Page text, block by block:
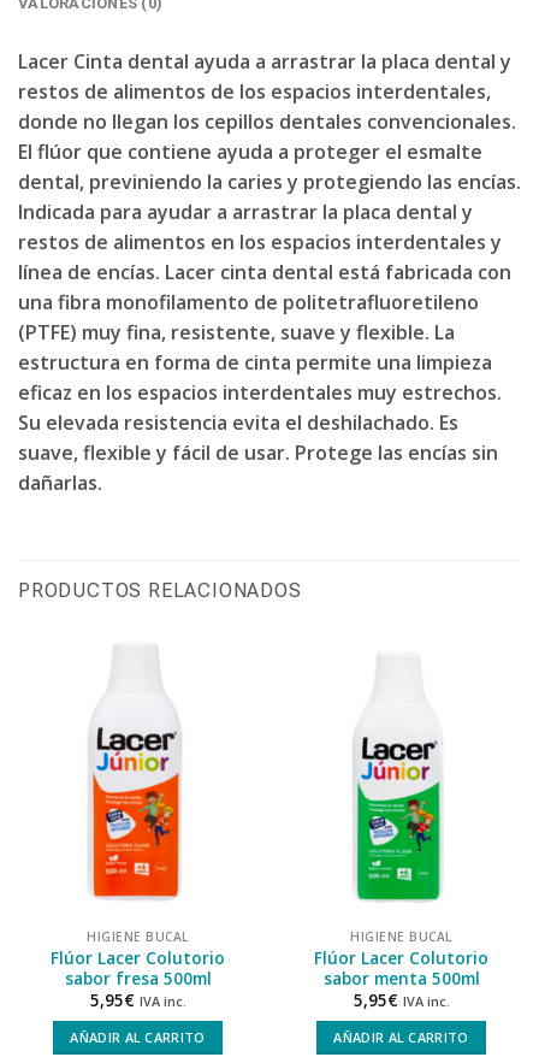
Lacer Cinta dental ayuda a arrastrar la placa dental y
restos de alimentos de los espacios interdentales,
donde no llegan los cepillos dentales convencionales.
El flúor que contiene ayuda a proteger el esmalte
dental, previniendo la caries y protegiendo las encías.
Indicada para ayudar a arrastrar la placa dental y
restos de alimentos en los espacios interdentales y
línea de encías. Lacer cinta dental está fabricada con
una fibra monofilamento de politetrafluoretileno
(PTFE) muy fina, resistente, suave y flexible. La
estructura en forma de cinta permite una limpieza
eficaz en los espacios interdentales muy estrechos.
Su elevada resistencia evita el deshilachado. Es
suave, flexible y fácil de usar. Protege las encías sin
dañarlas.
PRODUCTOS RELACIONADOS
HIGIENE BUCAL
Flúor Lacer Colutorio
sabor fresa 500ml
5,95€ IVA inc.
AÑADIR AL CARRITO
HIGIENE BUCAL
Flúor Lacer Colutorio
sabor menta 500ml
5,95€ IVA inc.
AÑADIR AL CARRITO